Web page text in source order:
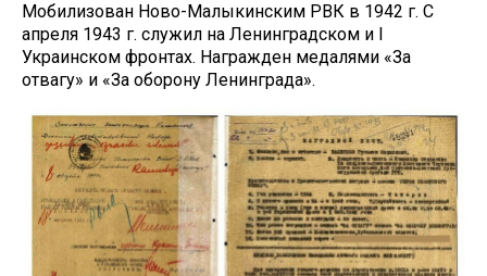
Мобилизован Ново-Малыкинским РВК в 1942 г. С
апреля 1943 г. служил на Ленинградском и I
Украинском фронтах. Награжден медалями «За
отвагу» и «За оборону Ленинграда».